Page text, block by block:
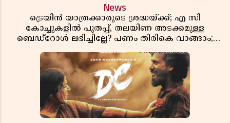
News
ട്രെയിൻ യാത്രക്കാരുടെ ശ്രദ്ധയ്ക്ക്; എ സി
കോച്ചുകളിൽ പുതപ്പ്, തലയിണ അടക്കമുള്ള
ബെഡ്റോൾ ലഭിച്ചില്ലേ? പണം തിരികെ വാങ്ങാം;